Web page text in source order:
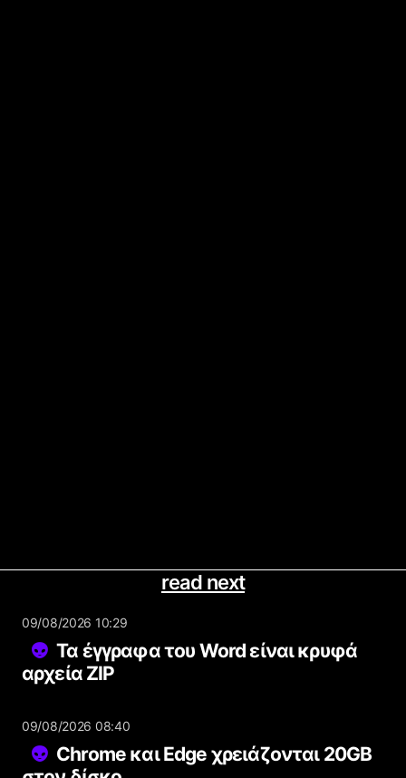
read next
09/08/2026 10:29
Τα έγγραφα του Word είναι κρυφά
αρχεία ZIP
09/08/2026 08:40
Chrome και Edge χρειάζονται 20GB